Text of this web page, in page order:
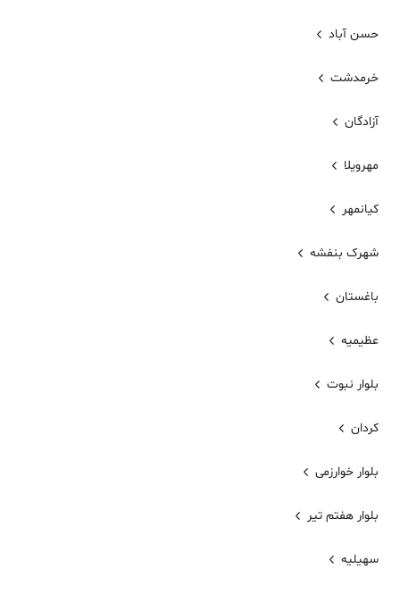
حسن آباد
خرمدشت
آزادگان
مهرویلا
کیانمهر
شهرک بنفشه
باغستان
عظیمیه
بلوار نبوت
کردان
بلوار خوارزمی
بلوار هفتم تیر
سهیلیه